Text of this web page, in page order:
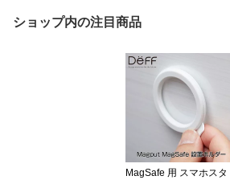
ショップ内の注目商品
MagSafe 用 スマホスタ